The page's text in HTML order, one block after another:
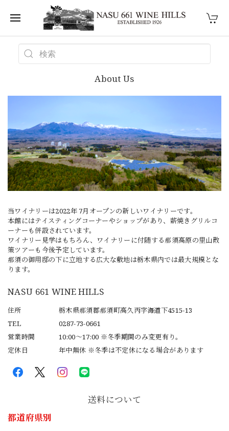
About Us
当ワイナリーは2022年 7月オープンの新しいワイナリーです。
本館にはテイスティングコーナーやショップがあり、薪焼きグリルコ
ーナーも併設されています。
ワイナリー見学はもちろん、ワイナリーに付随する那須高原の里山散
策ツアーも今後予定しています。
那須の御用邸の下に立地する広大な敷地は栃木県内では最大規模とな
ります。
NASU 661 WINE HILLS
住所
栃木県那須郡那須町高久丙字海道下4515-13
TEL
0287-73-0661
営業時間
10:00～17:00 ※冬季期間のみ変更有り。
定休日
年中無休 ※冬季は不定休になる場合があります
送料について
都道府県別